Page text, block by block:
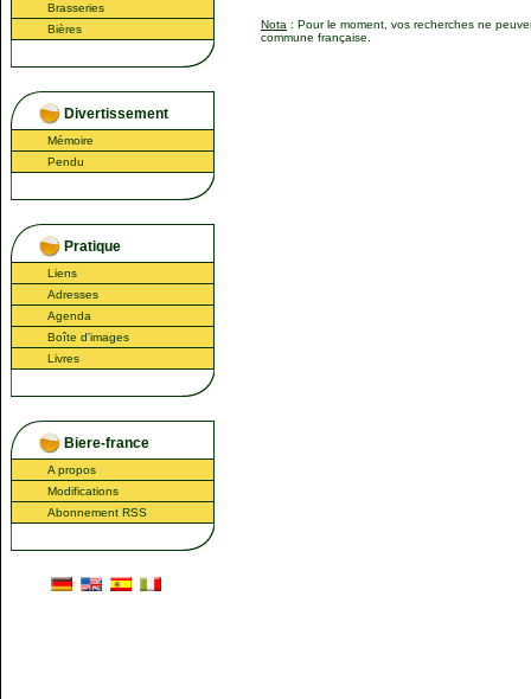
Brasseries
Bières
Divertissement
Mémoire
Pendu
Pratique
Liens
Adresses
Agenda
Boîte d'images
Livres
Biere-france
A propos
Modifications
Abonnement RSS
Nota : Pour le moment, vos recherches ne
commune française.